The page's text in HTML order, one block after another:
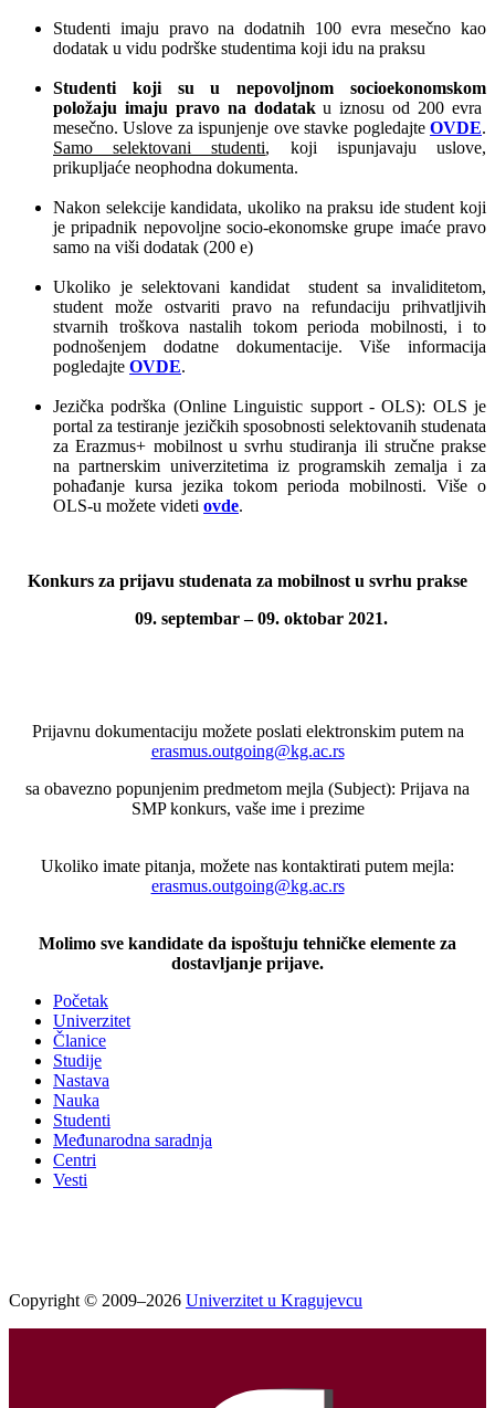
Studenti imaju pravo na dodatnih 100 evra mesečno kao
dodatak u vidu podrške studentima koji idu na praksu
Studenti koji su u nepovoljnom socioekonomskom
položaju imaju pravo na dodataku iznosu od 200 evra
mesečno. Uslove za ispunjenje ove stavke pogledajte OVDE.
Samo selektovani studenti, koji ispunjavaju uslove,
prikupljaće neophodna dokumenta.
Nakon selekcije kandidata, ukoliko na praksu ide student koji
je pripadnik nepovoljne socio-ekonomske grupe imaće pravo
samo na viši dodatak (200 e)
Ukoliko je selektovani kandidat student sa invaliditetom,
student može ostvariti pravo na refundaciju prihvatljivih
stvarnih troškova nastalih tokom perioda mobilnosti, i to
podnošenjem dodatne dokumentacije. Više informacija
pogledajte OVDE.
Jezička podrška (Online Linguistic support - OLS): OLS je
portal za testiranje jezičkih sposobnosti selektovanih studenata
za Erazmus+ mobilnost u svrhu studiranja ili stručne prakse
na partnerskim univerzitetima iz programskih zemalja i za
pohađanje kursa jezika tokom perioda mobilnosti. Više o
OLS-u možete videti ovde.
Konkurs za prijavu studenata za mobilnost u svrhu prakse
09. septembar – 09. oktobar 2021.
Prijavnu dokumentaciju možete poslati elektronskim putem na
erasmus.outgoing@kg.ac.rs
sa obavezno popunjenim predmetom mejla (Subject): Prijava na
SMP konkurs, vaše ime i prezime
Ukoliko imate pitanja, možete nas kontaktirati putem mejla:
erasmus.outgoing@kg.ac.rs
Molimo sve kandidate da ispoštuju tehničke elemente za
dostavljanje prijave.
Početak
Univerzitet
Članice
Studije
Nastava
Nauka
Studenti
Međunarodna saradnja
Centri
Vesti
Copyright © 2009–2026 Univerzitet u Kragujevcu